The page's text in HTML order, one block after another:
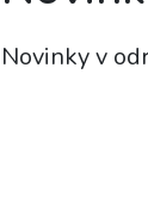
Novinky v